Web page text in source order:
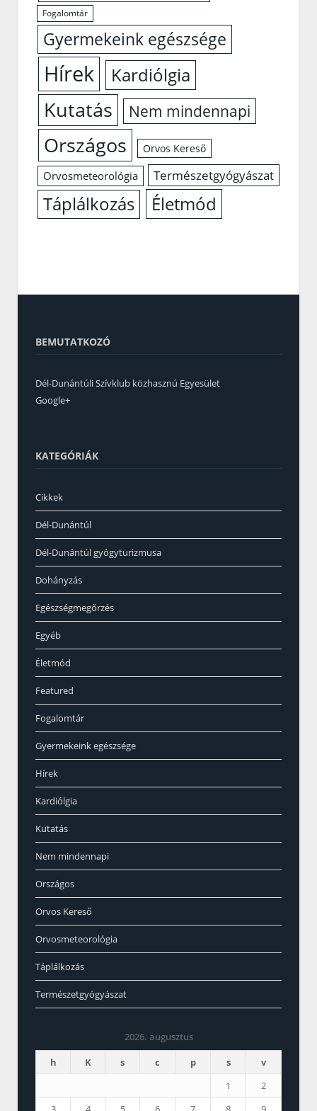
Fogalomtár
Gyermekeink egészsége
Hírek Kardiólgia
Kutatás Nem mindennapi
Országos Orvos Kereső
Orvosmeteorológia Természetgyógyászat
Táplálkozás Életmód
BEMUTATKOZÓ
Dél-Dunántúli Szívklub közhasznú Egyesület
Google+
KATEGÓRIÁK
Cikkek
Dél-Dunántúl
Dél-Dunántúl gyógyturizmusa
Dohányzás
Egészségmegőrzés
Egyéb
Életmód
Featured
Fogalomtár
Gyermekeink egészsége
Hírek
Kardiólgia
Kutatás
Nem mindennapi
Országos
Orvos Kereső
Orvosmeteorológia
Táplálkozás
Természetgyógyászat
2026. augusztus
h
K s c p s
v
1
2